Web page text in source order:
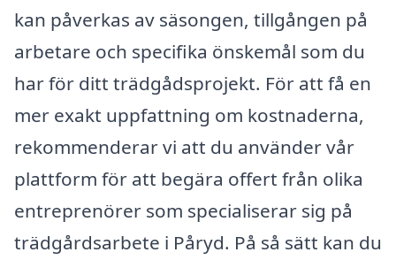
kan påverkas av säsongen, tillgången på
arbetare och specifika önskemål som du
har för ditt trädgådsprojekt. För att få en
mer exakt uppfattning om kostnaderna,
rekommenderar vi att du använder vår
plattform för att begära offert från olika
entreprenörer som specialiserar sig på
trädgårdsarbete i Påryd. På så sätt kan du